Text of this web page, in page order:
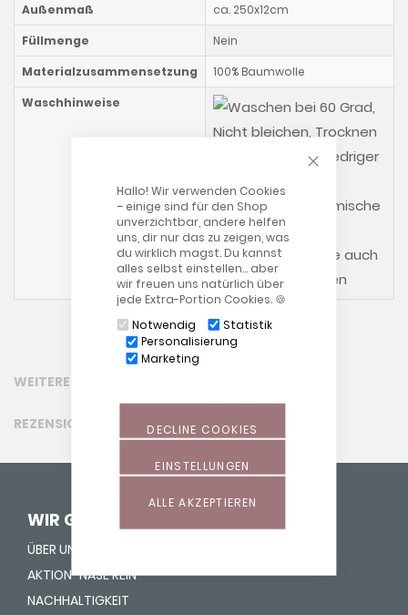
CLOSE
Hallo! Wir verwenden Cookies
– einige sind für den Shop
unverzichtbar, andere helfen
uns, dir nur das zu zeigen, was
du wirklich magst. Du kannst
alles selbst einstellen… aber
wir freuen uns natürlich über
jede Extra-Portion Cookies. 🍪
Notwendig
Statistik
Personalisierung
Marketing
ALLE AKZEPTIEREN
EINSTELLUNGEN
DECLINE COOKIES
Außenmaß
ca. 250x12cm
Füllmenge
Nein
Materialzusammensetzung
100% Baumwolle
Waschhinweise
Bitte beachten Sie auch
unsere allgemeinen
WEITERE INFORMATIONEN
REZENSIONEN
WIR GEBEN LEBEN HALT
ÜBER UNS
AKTION "NASE REIN"
NACHHALTIGKEIT